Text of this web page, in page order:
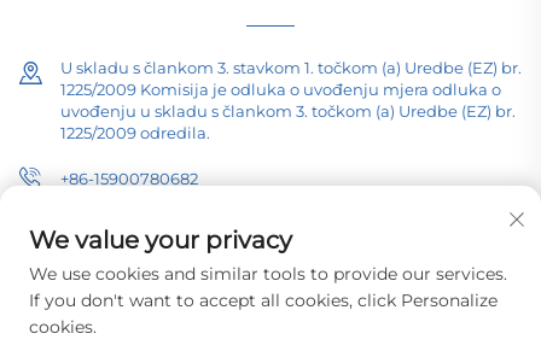
U skladu s člankom 3. stavkom 1. točkom (a) Uredbe (EZ) br.
1225/2009 Komisija je odluka o uvođenju mjera odluka o
uvođenju u skladu s člankom 3. točkom (a) Uredbe (EZ) br.
1225/2009 odredila.
+86-15900780682
[email protected]
Copyright © 2026 Changzhou Pacific Electric Equipment (Group) Co.,
We value your privacy
We use cookies and similar tools to provide our services.
If you don't want to accept all cookies, click Personalize
cookies.